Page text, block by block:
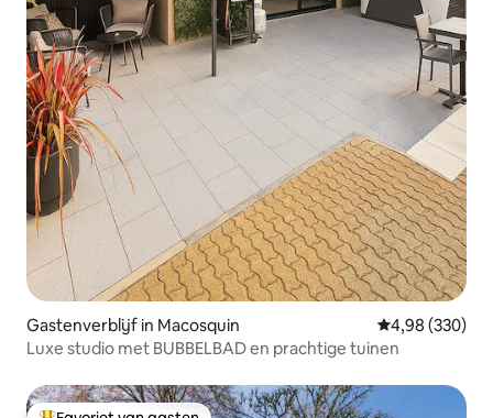
Gastenverblijf in Macosquin Gemiddelde
4,98 (330)
Luxe studio met BUBBELBAD en prachtige tuinen